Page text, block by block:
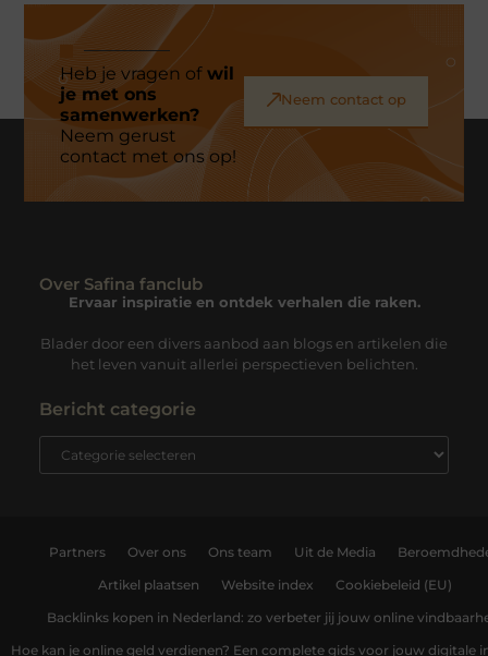
Heb je vragen ofwil
je met ons
samenwerken?
Neem gerust
contact met ons op!
Neem contact op
Over Safina fanclub
Ervaar inspiratie en ontdek verhalen die raken.
Blader door een divers aanbod aan blogs en artikelen die
het leven vanuit allerlei perspectieven belichten.
Bericht categorie
Partners Over ons Ons team Uit de Media
Artikel plaatsen Website index Cookiebeleid (EU)
Backlinks kopen in Nederland: zo verbeter jij jouw online
Hoe kan je online geld verdienen? Een complete gids voor jouw digitale